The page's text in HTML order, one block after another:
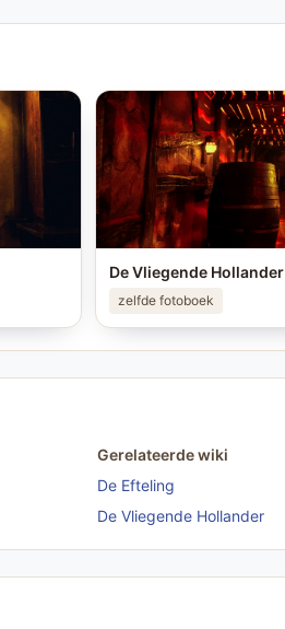
De Vliegende Hollander
zelfde fotoboek
Gerelateerde wiki
De Efteling
De Vliegende Hollander